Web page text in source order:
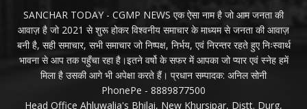
SANCHAR TODAY - CGMP NEWS एक ऐसा नाम है जो आम जनता की
आवाज़ है जो 2021 से शुरू होकर विश्वनीय समाचार के माध्यम से जनता की आवाज़
बनी है, सही समाचार, सभी समाचार जो निष्पक्ष, निर्भय, एवं निरन्तर रहते हुए निःस्वार्थ
भावना से आप तक पहुँचा रहा है।इतने वर्षो के सफर में आपका जो प्यार एवं स्नेह हमें
मिला है उसकी आगे भी अपेक्षा करते हैं। प्रधान सम्पादक: अनिल सोनी
PhonePe - 8889877500
Head Office Ahluwalia's Bhilai, New Khursipar, Distt. Durg,